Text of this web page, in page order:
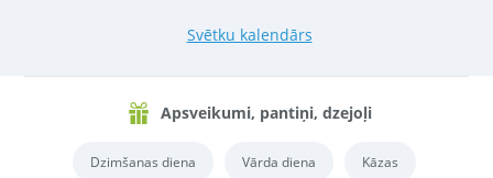
Svētku kalendārs
Apsveikumi, pantiņi, dzejoļi
Dzimšanas diena Vārda diena Kāzas